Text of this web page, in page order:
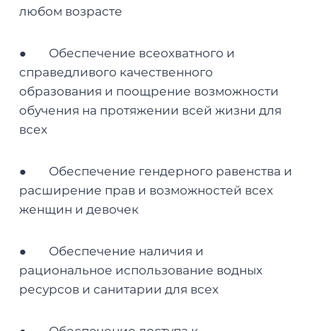
любом возрасте
● Обеспечение всеохватного и
справедливого качественного
образования и поощрение возможности
обучения на протяжении всей жизни для
всех
● Обеспечение гендерного равенства и
расширение прав и возможностей всех
женщин и девочек
● Обеспечение наличия и
рациональное использование водных
ресурсов и санитарии для всех